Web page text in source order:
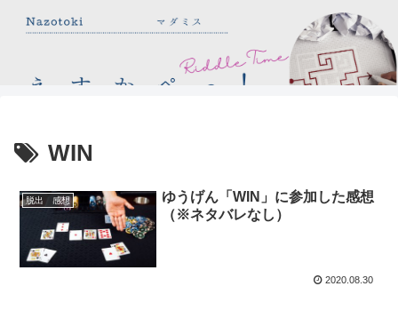
WIN
脱出 感想
ゆうげん「WIN」に参加した感想
（※ネタバレなし）
2020.08.30